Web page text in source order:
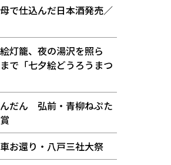
で仕込んだ日本酒発売／
灯籠、夜の湯沢を照ら
で「七夕絵どうろうまつ
だん 弘前・青柳ねぷた
お還り・八戸三社大祭